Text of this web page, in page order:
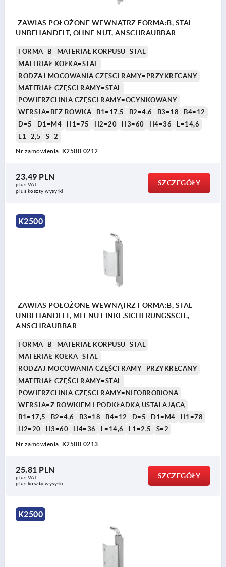
ZAWIAS POŁOŻONE WEWNĄTRZ FORMA:B, STAL
UNBEHANDELT, OHNE NUT, ANSCHRAUBBAR
FORMA=B
MATERIAŁ KORPUSU=STAL
MATERIAŁ KOŁKA=STAL
RODZAJ MOCOWANIA CZĘŚCI RAMY=PRZYKRECANY
MATERIAŁ CZĘŚCI RAMY=STAL
POWIERZCHNIA CZĘŚCI RAMY=OCYNKOWANY
WERSJA=BEZ ROWKA
B1=17,5 B2=4,6 B3=18
B4=12
D=5
D1=M4 H1=75 H2=20 H3=60 H4=36
L=14,6
L1=2,5
S=2
Nr zamówienia: K2500.0212
23,49 PLN
plus VAT
plus koszty wysyłki
SZCZEGÓŁY
K2500
ZAWIAS POŁOŻONE WEWNĄTRZ FORMA:B, STAL
UNBEHANDELT, MIT NUT INKL.SICHERUNGSSCH.,
ANSCHRAUBBAR
FORMA=B
MATERIAŁ KORPUSU=STAL
MATERIAŁ KOŁKA=STAL
RODZAJ MOCOWANIA CZĘŚCI RAMY=PRZYKRECANY
MATERIAŁ CZĘŚCI RAMY=STAL
POWIERZCHNIA CZĘŚCI RAMY=NIEOBROBIONA
WERSJA=Z ROWKIEM I PODKŁADKĄ USTALAJĄCĄ
B1=17,5
B2=4,6 B3=18 B4=12 D=5 D1=M4
H1=78
H2=20
H3=60 H4=36 L=14,6 L1=2,5 S=2
Nr zamówienia: K2500.0213
25,81 PLN
plus VAT
plus koszty wysyłki
SZCZEGÓŁY
K2500